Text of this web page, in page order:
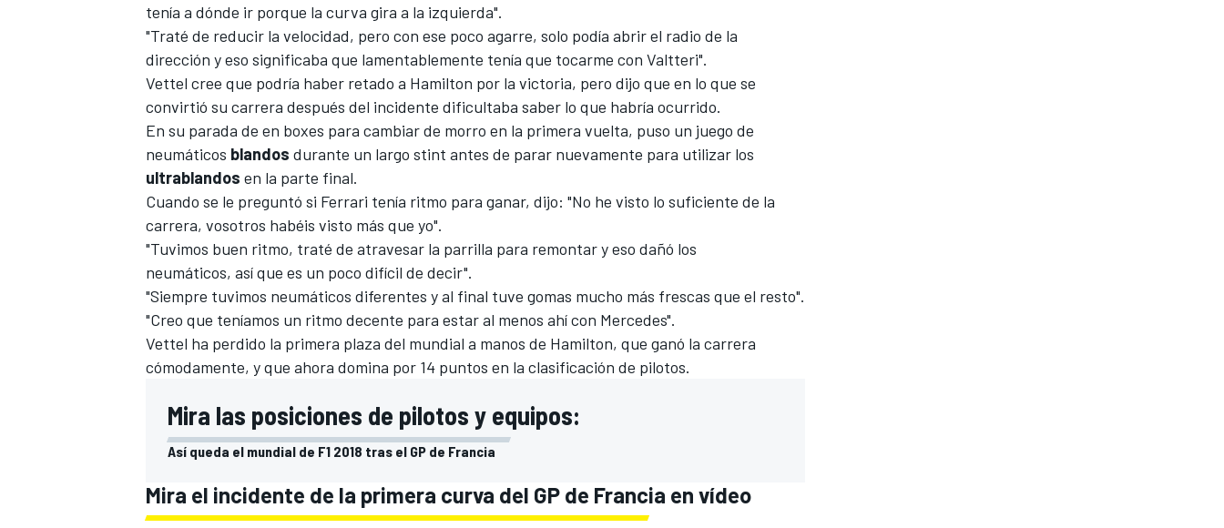
tenía a dónde ir porque la curva gira a la izquierda".
"Traté de reducir la velocidad, pero con ese poco agarre, solo podía abrir el radio de la
dirección y eso significaba que lamentablemente tenía que tocarme con Valtteri".
Vettel cree que podría haber retado a Hamilton por la victoria, pero dijo que en lo que se
convirtió su carrera después del incidente dificultaba saber lo que habría ocurrido.
En su parada de en boxes para cambiar de morro en la primera vuelta, puso un juego de
neumáticos blandos durante un largo stint antes de parar nuevamente para utilizar los
ultrablandos en la parte final.
Cuando se le preguntó si Ferrari tenía ritmo para ganar, dijo: "No he visto lo suficiente de la
carrera, vosotros habéis visto más que yo".
"Tuvimos buen ritmo, traté de atravesar la parrilla para remontar y eso dañó los
neumáticos, así que es un poco difícil de decir".
"Siempre tuvimos neumáticos diferentes y al final tuve gomas mucho más frescas que el resto".
"Creo que teníamos un ritmo decente para estar al menos ahí con Mercedes".
Vettel ha perdido la primera plaza del mundial a manos de Hamilton, que ganó la carrera
cómodamente, y que ahora domina por 14 puntos en la clasificación de pilotos.
Mira las posiciones de pilotos y equipos:
Así queda el mundial de F1 2018 tras el GP de Francia
Mira el incidente de la primera curva del GP de Francia en vídeo